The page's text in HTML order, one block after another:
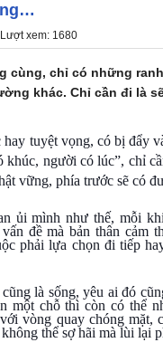
xem: 1680
cùng, chỉ có những
khác. Chỉ cần đi là
tuyệt vọng, có bị đẩy
người có lúc”, chỉ
vững, phía trước sẽ có
ủi mình như thế, mỗi
đề mà bản thân cảm
phải lựa chọn đi tiếp
là sống, yêu ai đó
một chỗ thì còn có thể
vòng quay chóng mặt,
thể sợ hãi mà lùi lại